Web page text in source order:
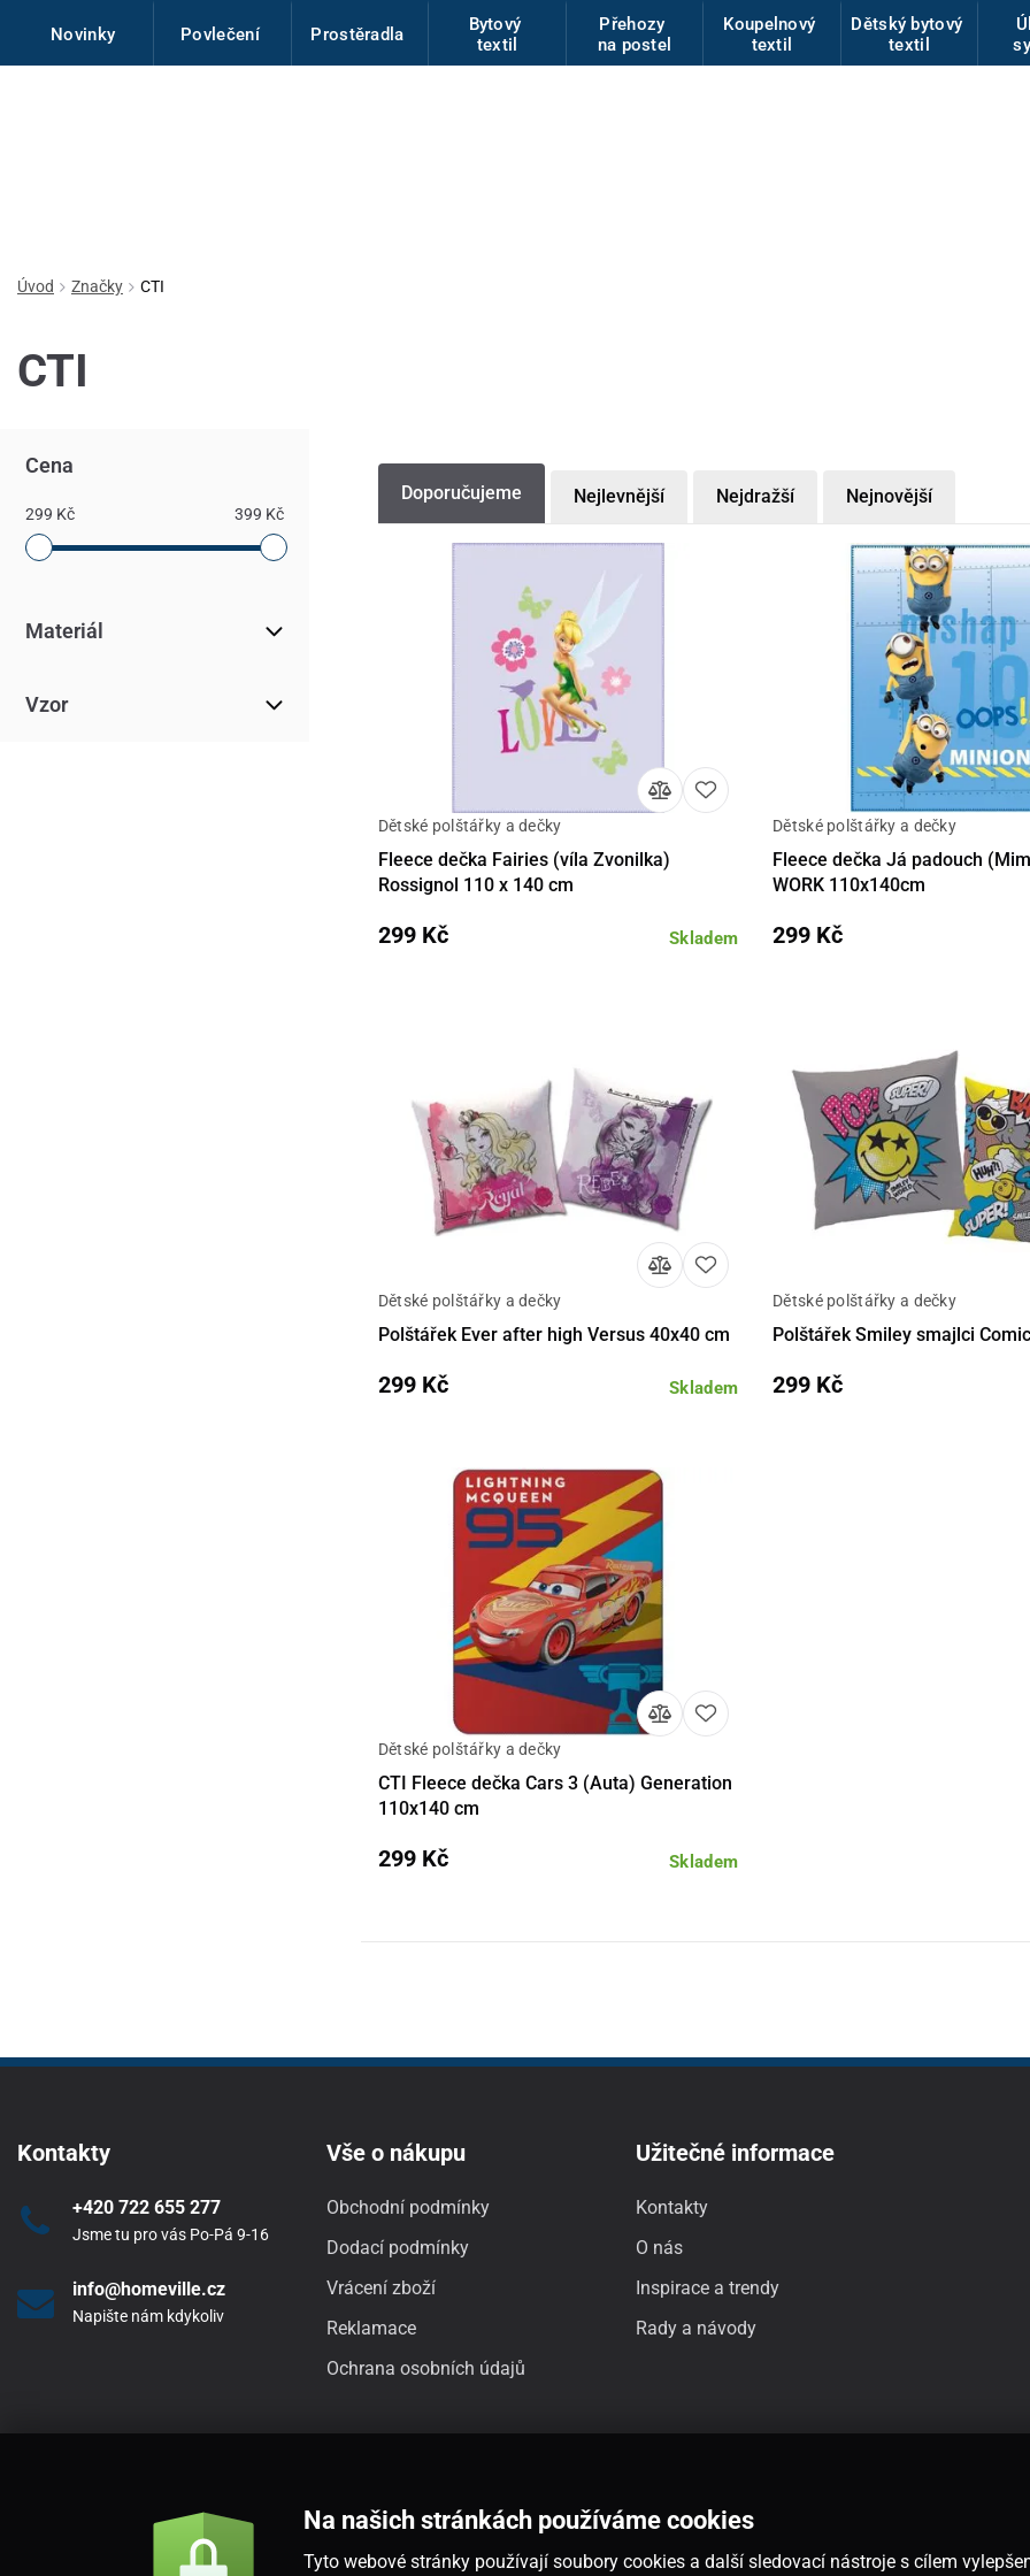
Novinky Povlečení Prostěradla
Bytový
textil
Přehozy
na postel
Koupelnový
textil
Dětský bytový
textil
Úvod Značky CTI
CTI
Cena
299 Kč 399 Kč
Materiál
Vzor
Doporučujeme Nejlevnější Nejdražší Nejnovější
Dětské polštářky a dečky
Fleece dečka Fairies (víla Zvonilka)
Rossignol 110 x 140 cm
Skladem
299 Kč
Dětské polštářky a dečky
Fleece dečka Já padouch
WORK 110x140cm
299 Kč
Dětské polštářky a dečky
Polštářek Ever after high Versus 40x40 cm
Skladem
299 Kč
Dětské polštářky a dečky
Polštářek Smiley smajlci
299 Kč
Dětské polštářky a dečky
CTI Fleece dečka Cars 3 (Auta) Generation
110x140 cm
Skladem
299 Kč
Kontakty
+420 722 655 277
Jsme tu pro vás Po-Pá 9-16
info@homeville.cz
Napište nám kdykoliv
Vše o nákupu
Obchodní podmínky
Dodací podmínky
Vrácení zboží
Reklamace
Ochrana osobních údajů
Užitečné informace
Kontakty
O nás
Inspirace a trendy
Rady a návody
Na našich stránkách používáme cookies
Tyto webové stránky používají soubory cookies a další sledovací nástroje s cílem